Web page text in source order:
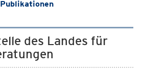
Publikationen
des Landes für